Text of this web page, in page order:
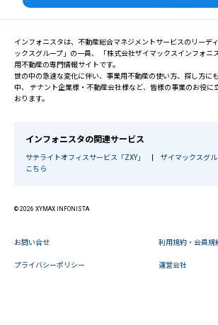
インフォニスタは、不動産総合マネジメントサービスのリーデ
ックスグループ」の一員、 「株式会社ザイマックスインフォニ
用不動産の専門情報サイトです。
世の中の急速な変化に伴い、事業用不動産の使い方、探し方に
中、 テナント企業様・不動産会社様など、皆様の事業のお役に
おります。
インフォニスタの関連サービス
サテライトオフィスサービス「ZXY」
ザイマックスグ
こちら
© 2026 XYMAX INFONISTA
お問い合せ 利用規約・会員規
プライバシーポリシー 運営会社